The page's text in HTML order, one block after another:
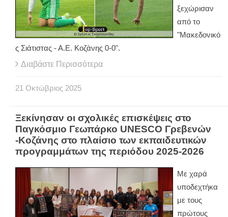
ξεχώρισαν
από το
"Μακεδονικό
ς Σιάτιστας - Α.Ε. Κοζάνης 0-0".
Διαβάστε Περισσότερα
21 Οκτώβριος 2025
Ξεκίνησαν οι σχολικές επισκέψεις στο
Παγκόσμιο Γεωπάρκο UNESCO Γρεβενών
-Κοζάνης στο πλαίσιο των εκπαιδευτικών
προγραμμάτων της περιόδου 2025-2026
Με χαρά
υποδεχτήκα
με τους
πρώτους